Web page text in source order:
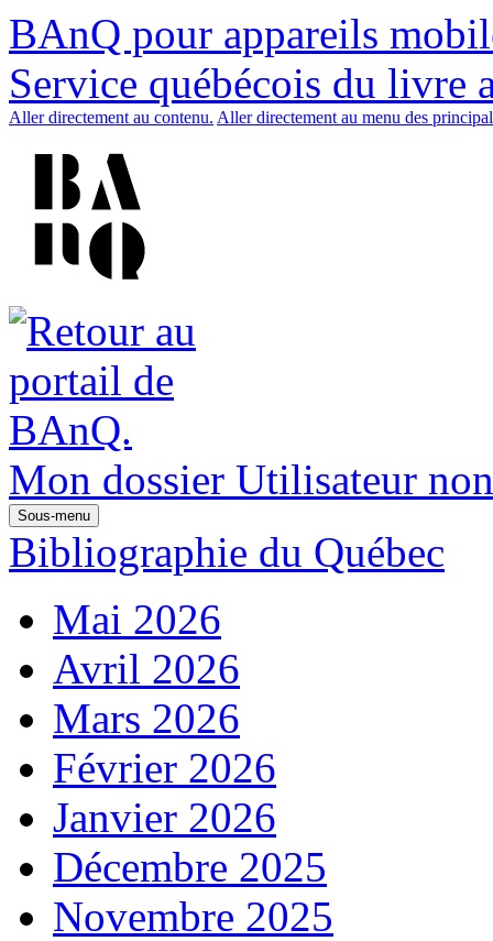
BAnQ pour appareils
Service québécois du livre
Aller directement au contenu. Aller directement au menu des
Mon dossier Utilisateur
Sous-menu
Bibliographie du Québec
Mai 2026
Avril 2026
Mars 2026
Février 2026
Janvier 2026
Décembre 2025
Novembre 2025